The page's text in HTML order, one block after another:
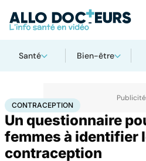
Santé Bien-être
AccueilSantéContraception
CONTRACEPTION
Un questionnaire
femmes à identifier
contraception